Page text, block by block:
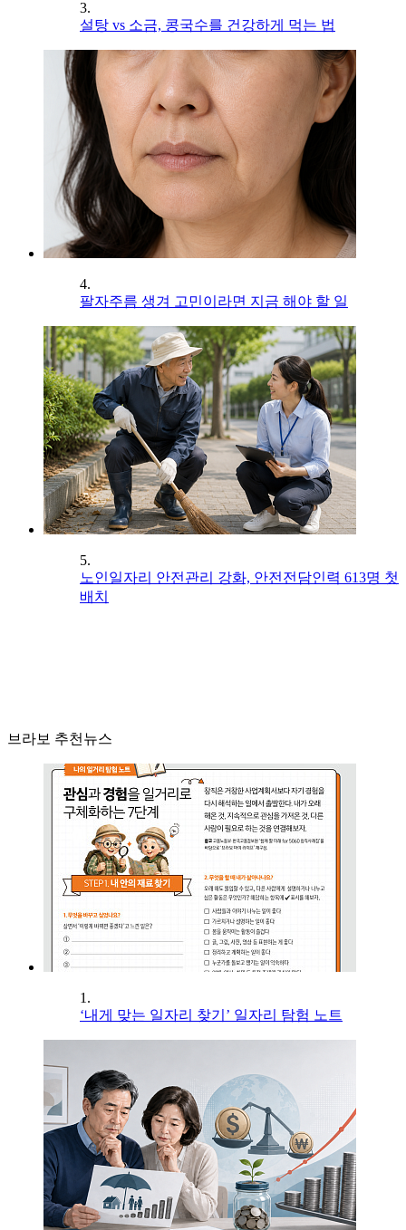
3.
설탕 vs 소금, 콩국수를 건강하게 먹는 법
4.
팔자주름 생겨 고민이라면 지금 해야 할 일
5.
노인일자리 안전관리 강화, 안전전담인력 613명 첫
배치
브라보 추천뉴스
1.
‘내게 맞는 일자리 찾기’ 일자리 탐험 노트